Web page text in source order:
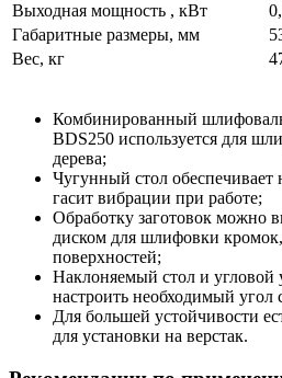
Выходная мощность , кВт
Габаритные размеры, мм
Вес, кг
Комбинированный
BDS250 используется для
дерева;
Чугунный стол обеспечивает
гасит вибрации при работе;
Обработку заготовок можно
диском для шлифовки
поверхностей;
Наклоняемый стол и угловой
настроить необходимый угол
Для большей устойчивости
для установки на верстак.